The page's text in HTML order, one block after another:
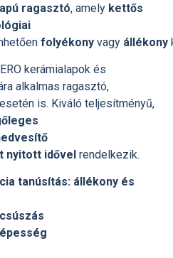
ragasztó, amely kettős
folyékony vagy állékony
kerámialapok és
alkalmas ragasztó,
esetén is. Kiváló teljesítményű,
nyitott idővel rendelkezik.
tanúsítás: állékony és